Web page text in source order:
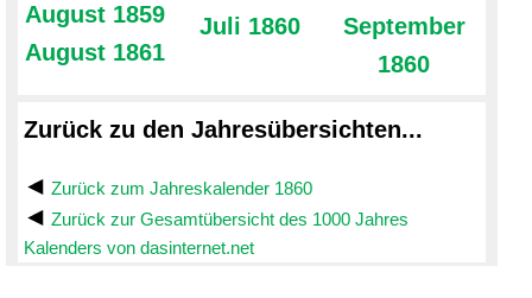
August 1859
August 1861
Juli 1860
September
1860
Zurück zu den Jahresübersichten...
Zurück zum Jahreskalender 1860
Zurück zur Gesamtübersicht des 1000 Jahres
Kalenders von dasinternet.net